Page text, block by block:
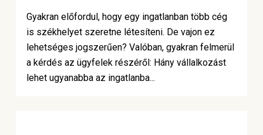
Gyakran előfordul, hogy egy ingatlanban több cég
is székhelyet szeretne létesíteni. De vajon ez
lehetséges jogszerűen? Valóban, gyakran felmerül
a kérdés az ügyfelek részéről: Hány vállalkozást
lehet ugyanabba az ingatlanba...